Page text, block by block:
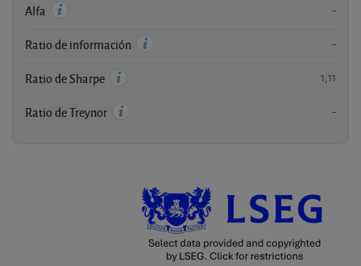
Alfa -
Ratio de información -
Ratio de Sharpe 1,11
Ratio de Treynor -